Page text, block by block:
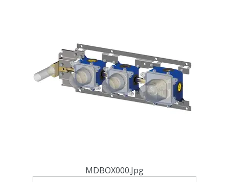
MDBOX000.jpg